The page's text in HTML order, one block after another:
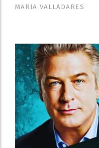
MARIA VALLADARES